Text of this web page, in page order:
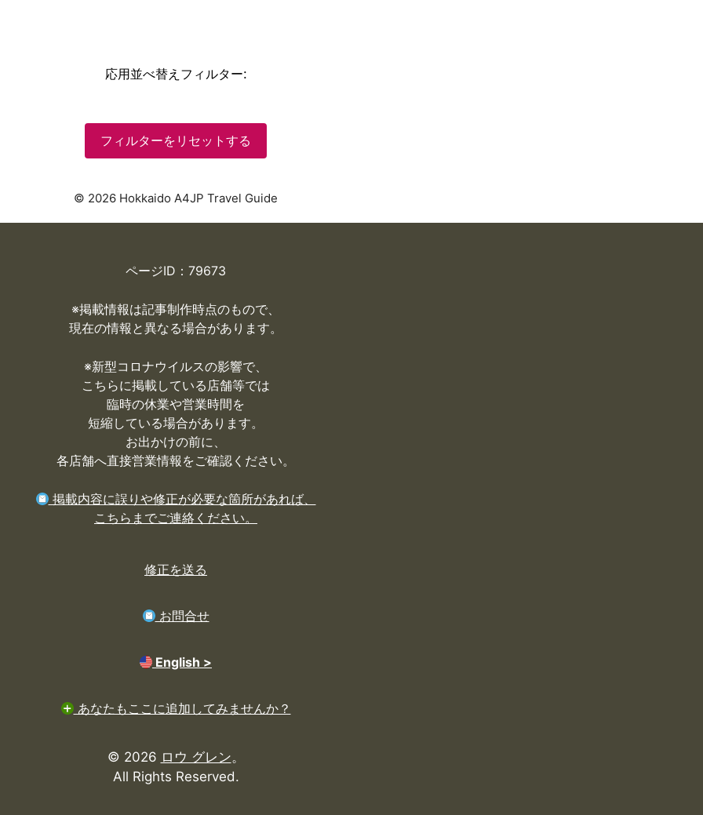
応用並べ替えフィルター:
フィルターをリセットする
© 2026 Hokkaido A4JP Travel Guide
ページID：79673
※掲載情報は記事制作時点のもので、
現在の情報と異なる場合があります。
※新型コロナウイルスの影響で、
こちらに掲載している店舗等では
臨時の休業や営業時間を
短縮している場合があります。
お出かけの前に、
各店舗へ直接営業情報をご確認ください。
掲載内容に誤りや修正が必要な箇所があれば、
こちらまでご連絡ください。
修正を送る
お問合せ
English >
あなたもここに追加してみませんか？
© 2026 ロウ グレン。
All Rights Reserved.